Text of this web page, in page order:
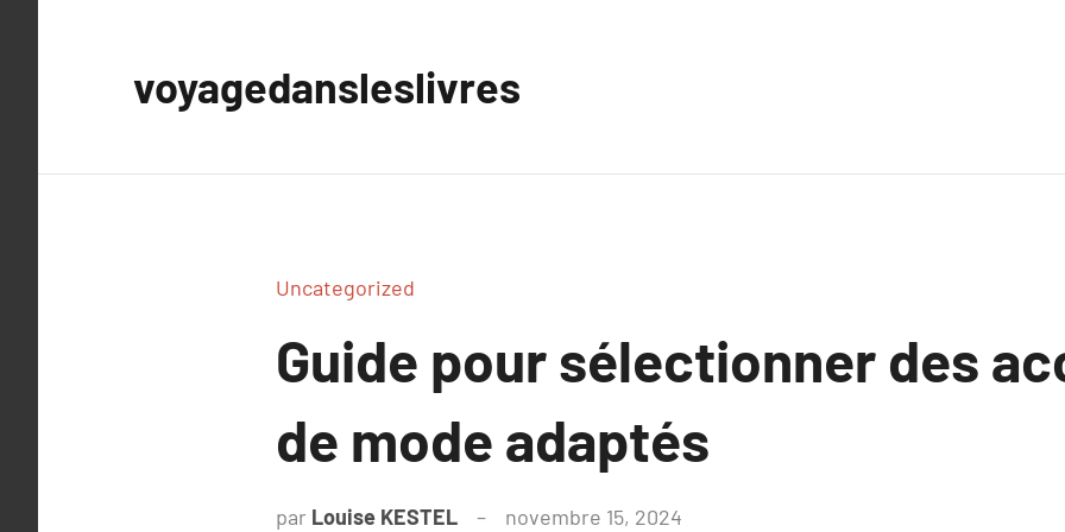
voyagedansleslivres
Uncategorized
Guide pour sélectionner des
de mode adaptés
par Louise KESTEL novembre 15, 2024